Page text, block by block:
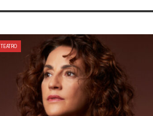
TEATRO